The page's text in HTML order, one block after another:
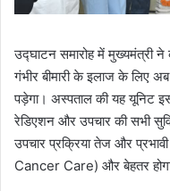
उद्घाटन समारोह में
गंभीर बीमारी के इलाज के लिए
पड़ेगा। अस्पताल की यह यूनिट
रेडिएशन और उपचार की सभी
उपचार प्रक्रिया तेज और
Cancer Care) और बेहतर